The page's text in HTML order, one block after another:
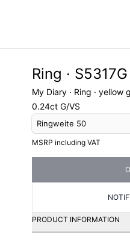
Ring · S5317G
My Diary · Ring ·
0.24ct G/VS
Ringweite 50
MSRP including VAT
PRODUCT INFORMATION